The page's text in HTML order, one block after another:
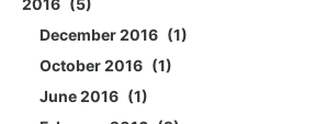
2016
5
December 2016
1
October 2016
1
June 2016
1